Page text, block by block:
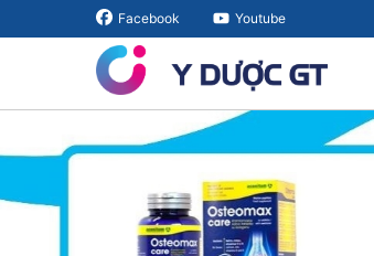
Facebook Youtube